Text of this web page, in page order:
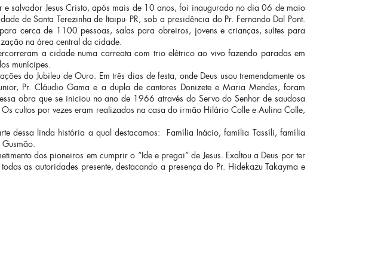
e salvador Jesus Cristo, após mais de 10 anos, foi inaugurado no dia 06 de maio
de Santa Terezinha de Itaipu- PR, sob a presidência do Pr. Fernando Dal Pont.
cerca de 1100 pessoas, salas para obreiros, jovens e crianças, suítes para
na área central da cidade.
a cidade numa carreata com trio elétrico ao vivo fazendo paradas em
munícipes.
do Jubileu de Ouro. Em três dias de festa, onde Deus usou tremendamente os
Pr. Cláudio Gama e a dupla de cantores Donizete e Maria Mendes, foram
obra que se iniciou no ano de 1966 através do Servo do Senhor de saudosa
cultos por vezes eram realizados na casa do irmão Hilário Colle e Aulina Colle,
dessa linda história a qual destacamos: Família Inácio, família Tassíli, família
dos pioneiros em cumprir o “Ide e pregai” de Jesus. Exaltou a Deus por ter
as autoridades presente, destacando a presença do Pr. Hidekazu Takayma e